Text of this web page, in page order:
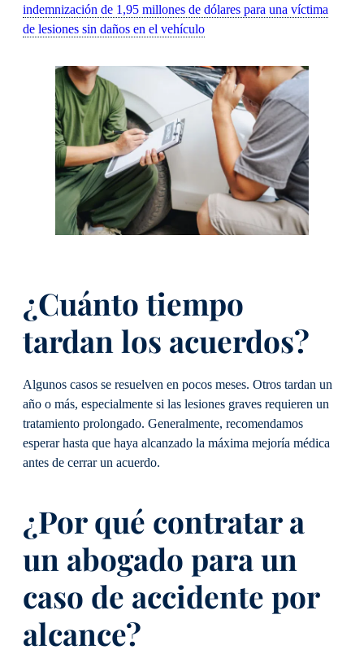
indemnización de 1,95 millones de dólares para una víctima
de lesiones sin daños en el vehículo
¿Cuánto tiempo
tardan los acuerdos?
Algunos casos se resuelven en pocos meses. Otros tardan un
año o más, especialmente si las lesiones graves requieren un
tratamiento prolongado. Generalmente, recomendamos
esperar hasta que haya alcanzado la máxima mejoría médica
antes de cerrar un acuerdo.
¿Por qué contratar a
un abogado para un
caso de accidente por
alcance?